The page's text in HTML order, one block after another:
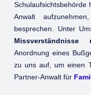
Schulaufsichtsbehörde
Anwalt
besprechen. Unter
Missverständnisse
Anordnung eines
zu uns auf, um einen
Partner-Anwalt für